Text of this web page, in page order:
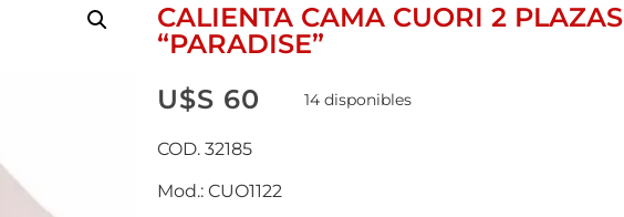
CALIENTA CAMA CUORI 2 PLAZAS
“PARADISE”
U$S 60 14 disponibles
COD. 32185
Mod.: CUO1122